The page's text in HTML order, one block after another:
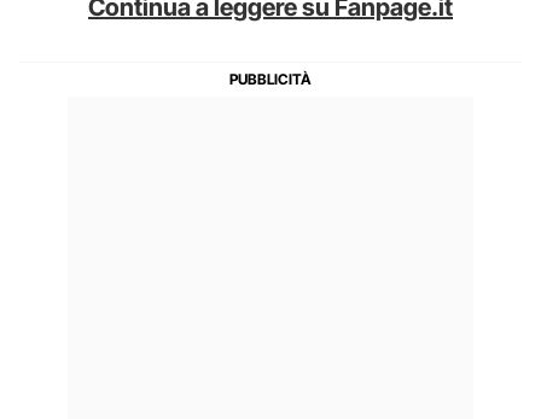
Continua a leggere su Fanpage.it